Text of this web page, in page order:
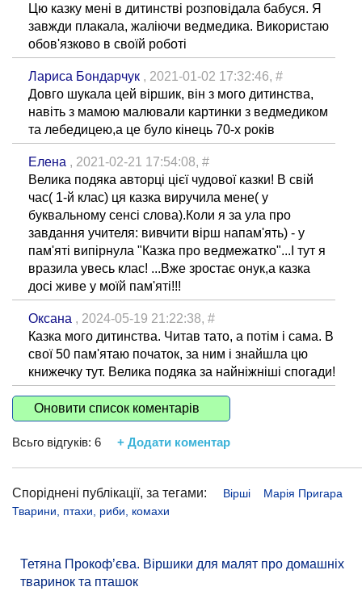
Цю казку мені в дитинстві розповідала бабуся. Я
завжди плакала, жаліючи ведмедика. Використаю
обов'язково в своїй роботі
Лариса Бондарчук , 2021-01-02 17:32:46, #
Довго шукала цей віршик, він з мого дитинства,
навіть з мамою малювали картинки з ведмедиком
та лебедицею,а це було кінець 70-х років
Елена , 2021-02-21 17:54:08, #
Велика подяка авторці цієї чудової казки! В свій
час( 1-й клас) ця казка виручила мене( у
буквальному сенсі слова).Коли я за ула про
завдання учителя: вивчити вірш напам'ять) - у
пам'яті випірнула "Казка про ведмежатко"...І тут я
вразила увесь клас! ...Вже зростає онук,а казка
досі живе у моїй пам'яті!!!
Оксана , 2024-05-19 21:22:38, #
Казка мого дитинства. Читав тато, а потім і сама. В
свої 50 пам'ятаю початок, за ним і знайшла цю
книжечку тут. Велика подяка за найніжніші спогади!
Оновити список коментарів
Всьго відгуків: 6 + Додати коментар
Споріднені публікації, за тегами: Вірші
Марія Пригара
Тварини, птахи, риби, комахи
Тетяна Прокоф’єва. Віршики для малят про домашніх
тваринок та пташок